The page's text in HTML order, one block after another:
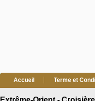
Accueil Terme et